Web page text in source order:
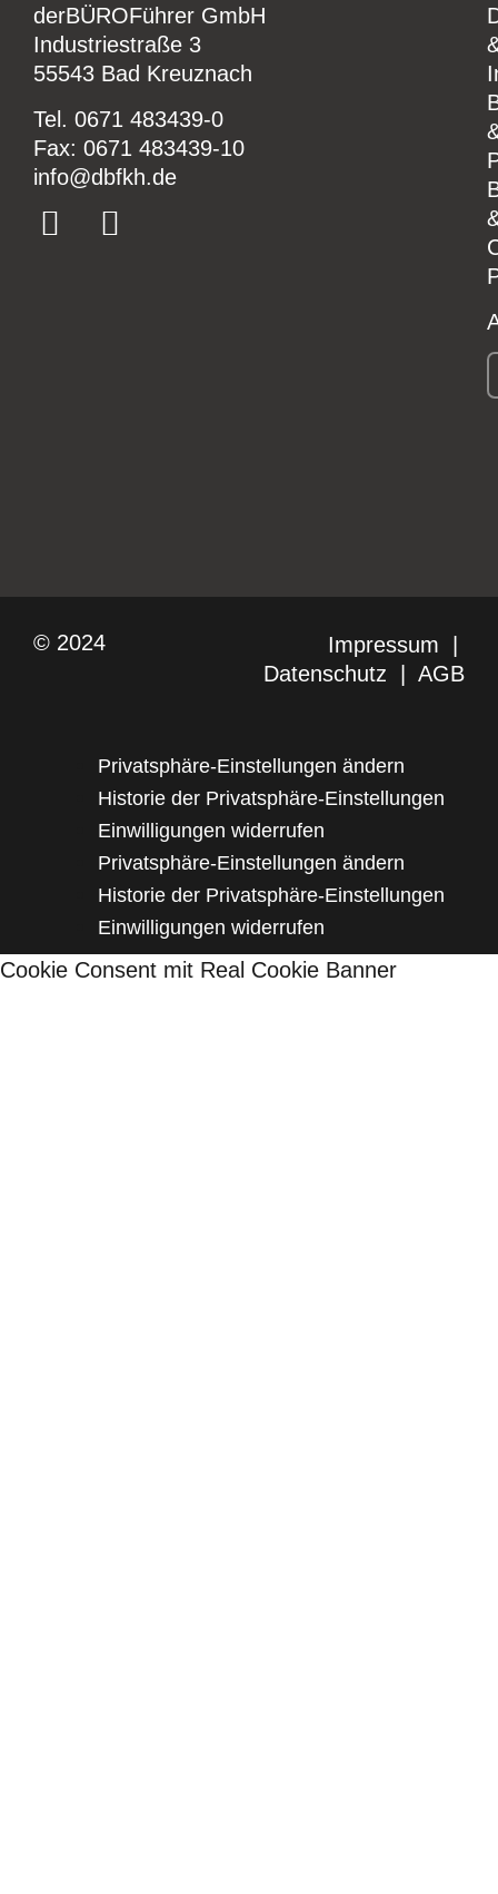
derBÜROFührer GmbH
Industriestraße 3
55543 Bad Kreuznach
Tel. 0671 483439-0
Fax: 0671 483439-10
ed.hkfbd@ofni
© 2024 Impressum
Datenschutz
AGB
Privatsphäre-Einstellungen ändern
Historie der Privatsphäre-Einstellungen
Einwilligungen widerrufen
Privatsphäre-Einstellungen ändern
Historie der Privatsphäre-Einstellungen
Einwilligungen widerrufen
Cookie Consent mit Real Cookie Banner